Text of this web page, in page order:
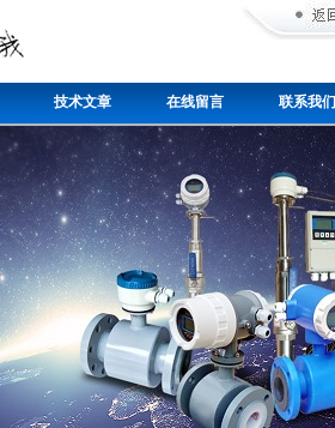
技术文章 在线留言 联系我们